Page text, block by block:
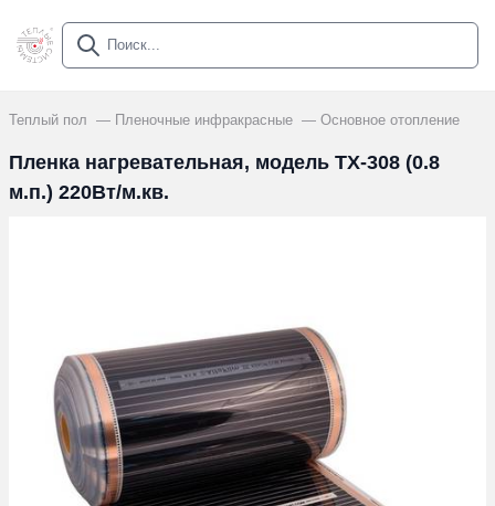
Теплый пол Пленочные инфракрасные Основное отопление
Пленка нагревательная, модель ТХ-308 (0.8
м.п.) 220Вт/м.кв.